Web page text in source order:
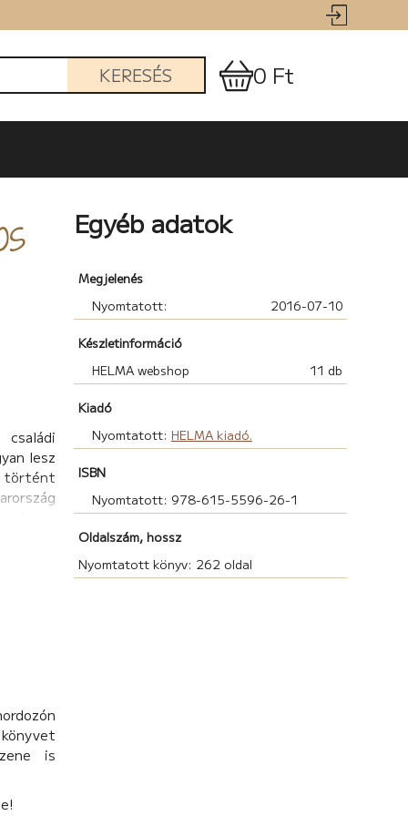
KERESÉS 0 Ft
lesz
történt
is
Egyéb adatok
Megjelenés
Nyomtatott:
2016-07-10
Készletinformáció
HELMA webshop
11 db
Kiadó
Nyomtatott: HELMA kiadó.
ISBN
Nyomtatott: 978-615-5596-26-1
Oldalszám, hossz
Nyomtatott könyv: 262 oldal